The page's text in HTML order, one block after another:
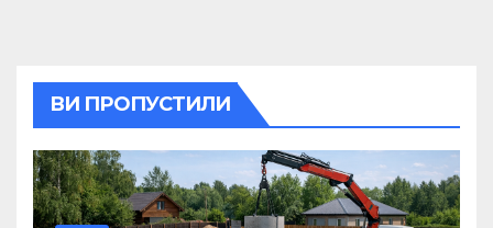
ВИ ПРОПУСТИЛИ